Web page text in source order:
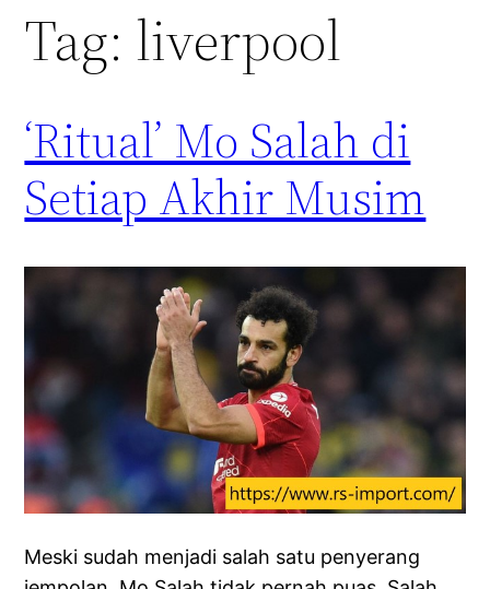
Tag: liverpool
‘Ritual’ Mo Salah di
Setiap Akhir Musim
Meski sudah menjadi salah satu penyerang